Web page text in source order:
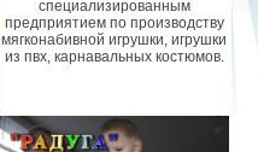
специализированным
предприятием по производству
мягконабивной игрушки, игрушки
из пвх, карнавальных костюмов.